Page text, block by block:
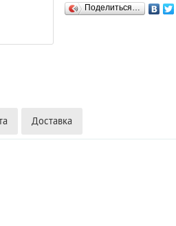
Поделиться…
Доставка